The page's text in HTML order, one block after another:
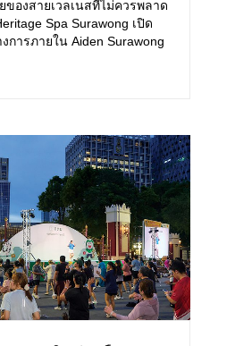
ของสายเวลเนสที่ไม่ควรพลาด
Spa Surawong เปิด
การภายใน Aiden Surawong
มาสัมผัสประสบการณ์การพักผ่อน